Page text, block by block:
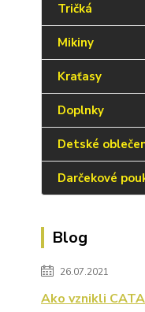
Tričká
Mikiny
Kraťasy
Doplnky
Detské
Darčekové
Blog
26.07.2021
Ako vznikli